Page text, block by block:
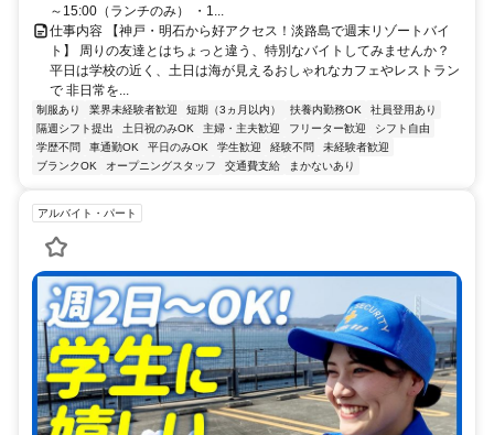
～15:00（ランチのみ） ・1...
仕事内容 【神戸・明石から好アクセス！淡路島で週末リゾートバイ
ト】 周りの友達とはちょっと違う、特別なバイトしてみませんか？
平日は学校の近く、土日は海が見えるおしゃれなカフェやレストラン
で 非日常を...
制服あり 業界未経験者歓迎 短期（3ヵ月以内） 扶養内勤務OK
社員登用あり
隔週シフト提出
土日祝のみOK 主婦・主夫歓迎 フリーター歓迎
シフト自由
学歴不問
車通勤OK 平日のみOK 学生歓迎 経験不問
未経験者歓迎
ブランクOK
オープニングスタッフ 交通費支給 まかないあり
アルバイト・パート